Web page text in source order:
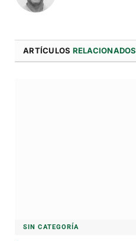
ARTÍCULOS RELACIONADOS
SIN CATEGORÍA